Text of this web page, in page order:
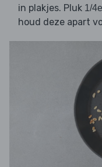
in plakjes. Pluk 1/
houd deze apart